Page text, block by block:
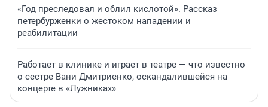
«Год преследовал и облил кислотой». Рассказ
петербурженки о жестоком нападении и
реабилитации
Работает в клинике и играет в театре — что известно
о сестре Вани Дмитриенко, оскандалившейся на
концерте в «Лужниках»